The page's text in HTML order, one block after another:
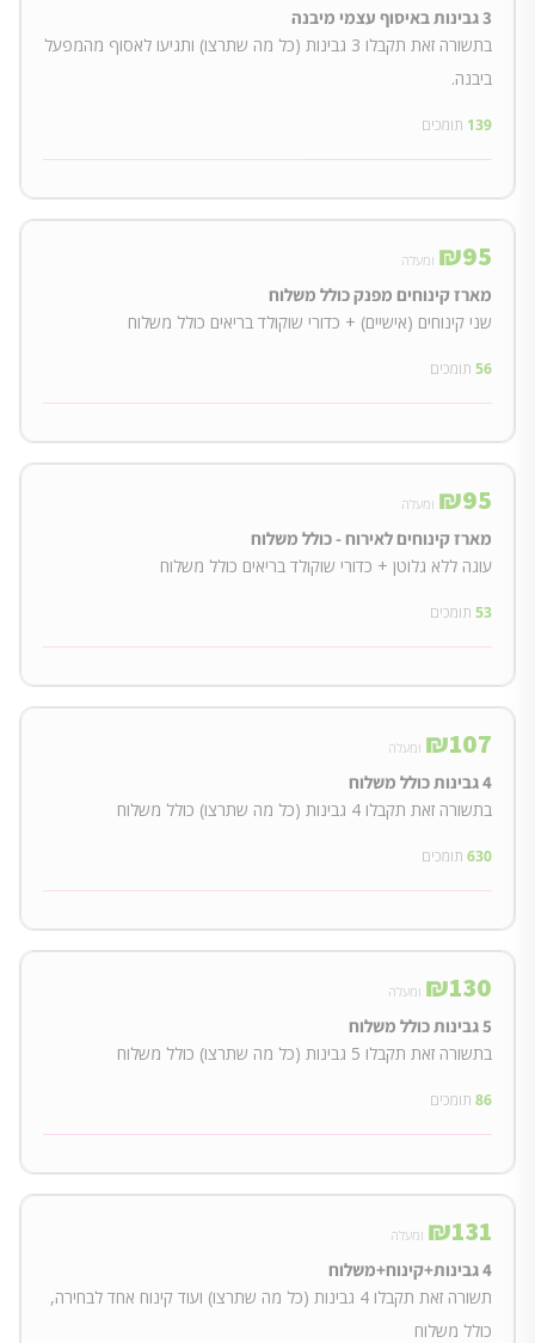
3 גבינות באיסוף עצמי מיבנה
בתשורה זאת תקבלו 3 גבינות (כל מה שתרצו) ותגיעו לאסוף מהמפעל
ביבנה.
139 תומכים
₪95 ומעלה
מארז קינוחים מפנק כולל משלוח
שני קינוחים (אישיים) + כדורי שוקולד בריאים כולל משלוח
56 תומכים
₪95 ומעלה
מארז קינוחים לאירוח - כולל משלוח
עוגה ללא גלוטן + כדורי שוקולד בריאים כולל משלוח
53 תומכים
₪107 ומעלה
4 גבינות כולל משלוח
בתשורה זאת תקבלו 4 גבינות (כל מה שתרצו) כולל משלוח
630 תומכים
₪130 ומעלה
5 גבינות כולל משלוח
בתשורה זאת תקבלו 5 גבינות (כל מה שתרצו) כולל משלוח
86 תומכים
₪131 ומעלה
4 גבינות+קינוח+משלוח
תשורה זאת תקבלו 4 גבינות (כל מה שתרצו) ועוד קינוח אחד לבחירה,
כולל משלוח